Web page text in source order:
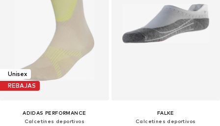
Unisex
REBAJAS
ADIDAS PERFORMANCE
Calcetines deportivos
FALKE
Calcetines deportivos